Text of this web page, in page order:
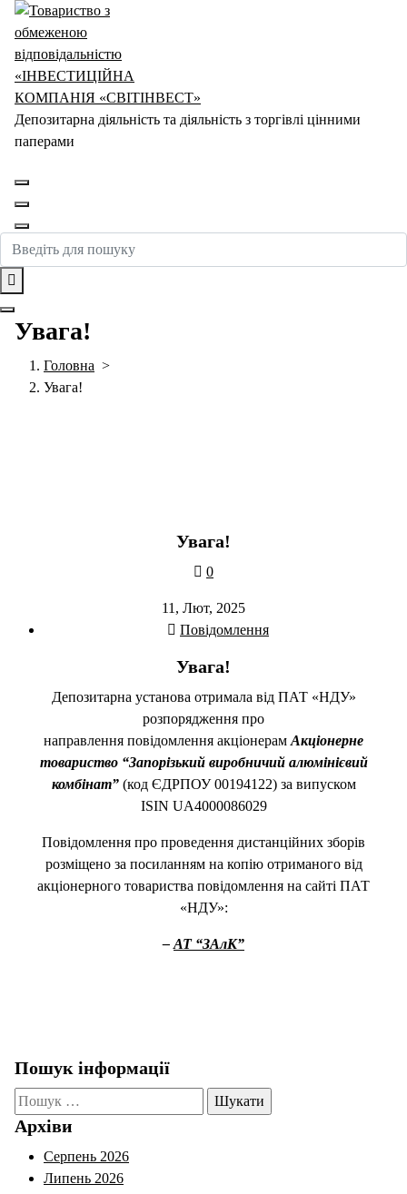
Перейти
контенту
Депозитарна діяльність та діяльність з торгівлі цінними
паперами
Увага!
Головна >
Увага!
Увага!
0
11, Лют, 2025
Повідомлення
Увага!
Депозитарна установа отримала від ПАТ «НДУ»
розпорядження про
направлення повідомлення акціонерам Акціонерне
товариство “Запорізький виробничий алюмінієвий
комбінат” (код ЄДРПОУ 00194122) за випуском
ISIN UA4000086029
Повідомлення про проведення дистанційних зборів
розміщено за посиланням на копію отриманого від
акціонерного товариства повідомлення на сайті ПАТ
«НДУ»:
– АТ “ЗАлК”
Пошук інформації
Пошук:
Архіви
Серпень 2026
Липень 2026